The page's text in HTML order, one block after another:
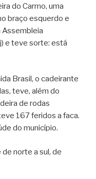
do Carmo, uma
braço esquerdo e
Assembleia
e teve sorte: está
Brasil, o cadeirante
teve, além do
de rodas
167 feridos a faca.
do município.
norte a sul, de